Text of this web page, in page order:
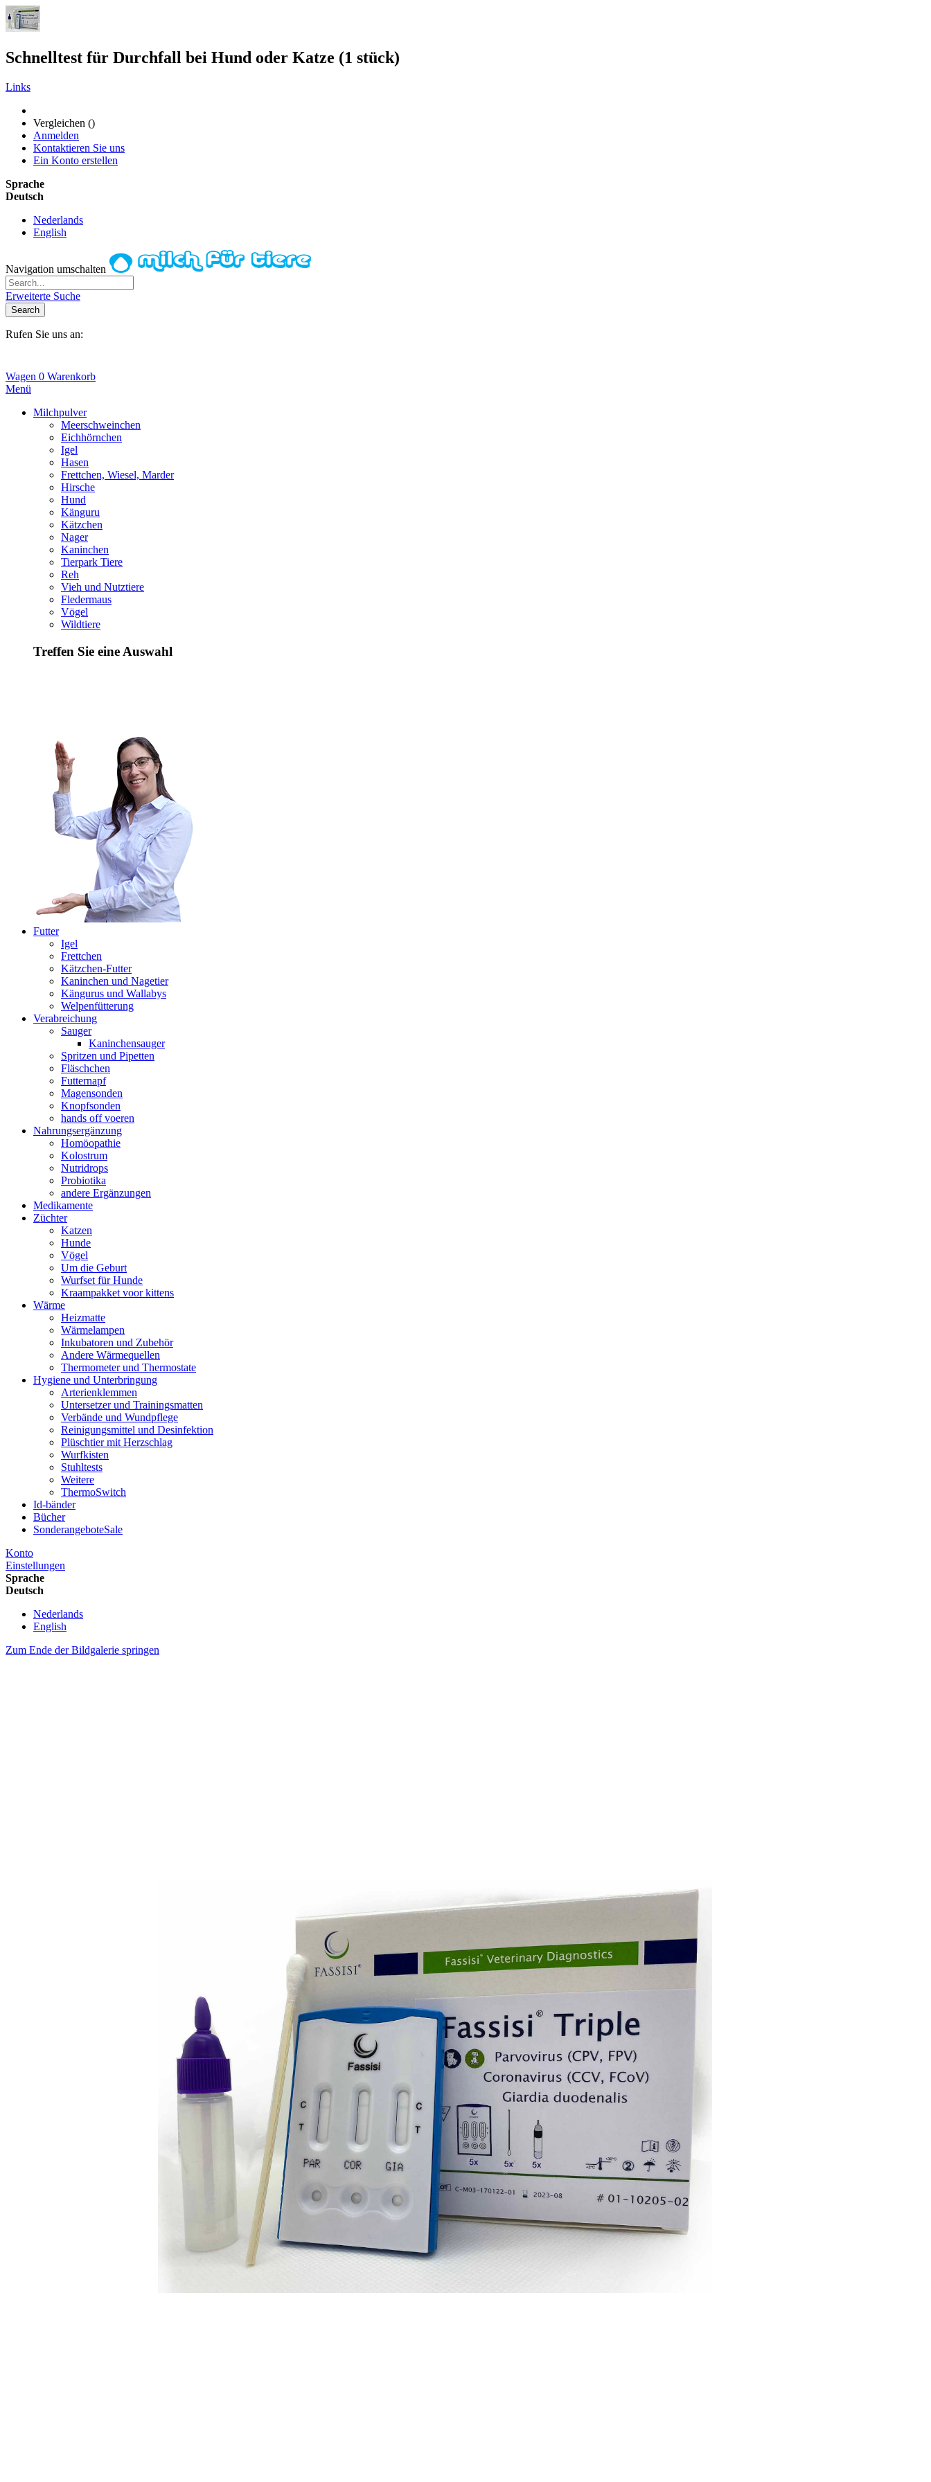
Schnelltest für Durchfall bei Hund oder Katze (1 stück)
Links
Vergleichen ()
Anmelden
Kontaktieren Sie uns
Ein Konto erstellen
Sprache
Deutsch
Nederlands
English
Navigation umschalten
Erweiterte Suche
Search
Rufen Sie uns an:
Wagen 0 Warenkorb
Menü
Milchpulver
Meerschweinchen
Eichhörnchen
Igel
Hasen
Frettchen, Wiesel, Marder
Hirsche
Hund
Känguru
Kätzchen
Nager
Kaninchen
Tierpark Tiere
Reh
Vieh und Nutztiere
Fledermaus
Vögel
Wildtiere
Treffen Sie eine Auswahl
Futter
Igel
Frettchen
Kätzchen-Futter
Kaninchen und Nagetier
Kängurus und Wallabys
Welpenfütterung
Verabreichung
Sauger
Kaninchensauger
Spritzen und Pipetten
Fläschchen
Futternapf
Magensonden
Knopfsonden
hands off voeren
Nahrungsergänzung
Homöopathie
Kolostrum
Nutridrops
Probiotika
andere Ergänzungen
Medikamente
Züchter
Katzen
Hunde
Vögel
Um die Geburt
Wurfset für Hunde
Kraampakket voor kittens
Wärme
Heizmatte
Wärmelampen
Inkubatoren und Zubehör
Andere Wärmequellen
Thermometer und Thermostate
Hygiene und Unterbringung
Arterienklemmen
Untersetzer und Trainingsmatten
Verbände und Wundpflege
Reinigungsmittel und Desinfektion
Plüschtier mit Herzschlag
Wurfkisten
Stuhltests
Weitere
ThermoSwitch
Id-bänder
Bücher
SonderangeboteSale
Konto
Einstellungen
Sprache
Deutsch
Nederlands
English
Zum Ende der Bildgalerie springen